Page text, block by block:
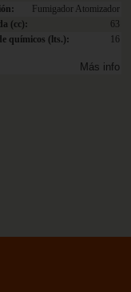
Fumigador Atomizador
(cc):
63
químicos (lts.):
16
Más info